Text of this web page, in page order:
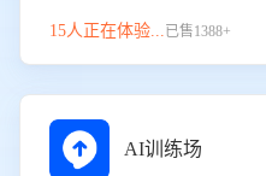
15人正在体验...已售1388+
AI训练场